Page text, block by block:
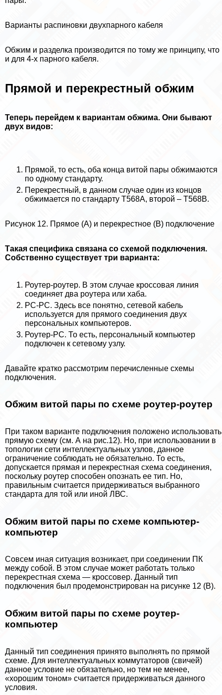
Варианты распиновки двухпарного кабеля
Обжим и разделка производится по тому же принципу, что
и для 4-х парного кабеля.
Прямой и перекрестный обжим
Теперь перейдем к вариантам обжима. Они бывают
двух видов:
Прямой, то есть, оба конца витой пары обжимаются
по одному стандарту.
Перекрестный, в данном случае один из концов
обжимается по стандарту Т568А, второй – Т568В.
Рисунок 12. Прямое (А) и перекрестное (В) подключение
Такая специфика связана со схемой подключения.
Собственно существует три варианта:
Роутер-роутер. В этом случае кроссовая линия
соединяет два роутера или хаба.
PC-PC. Здесь все понятно, сетевой кабель
используется для прямого соединения двух
персональных компьютеров.
Роутер-PC. То есть, персональный компьютер
подключен к сетевому узлу.
Давайте кратко рассмотрим перечисленные схемы
подключения.
Обжим витой пары по схеме роутер-роутер
При таком варианте подключения положено использовать
прямую схему (см. А на рис.12). Но, при использовании в
топологии сети интеллектуальных узлов, данное
ограничение соблюдать не обязательно. То есть,
допускается прямая и перекрестная схема соединения,
поскольку роутер способен опознать ее тип. Но,
правильным считается придерживаться выбранного
стандарта для той или иной ЛВС.
Обжим витой пары по схеме компьютер-
компьютер
Совсем иная ситуация возникает, при соединении ПК
между собой. В этом случае может работать только
перекрестная схема — кроссовер. Данный тип
подключения был продемонстрирован на рисунке 12 (В).
Обжим витой пары по схеме роутер-
компьютер
Данный тип соединения принято выполнять по прямой
схеме. Для интеллектуальных коммутаторов (свичей)
данное условие не обязательно, но тем не менее,
«хорошим тоном» считается придерживаться данного
условия.